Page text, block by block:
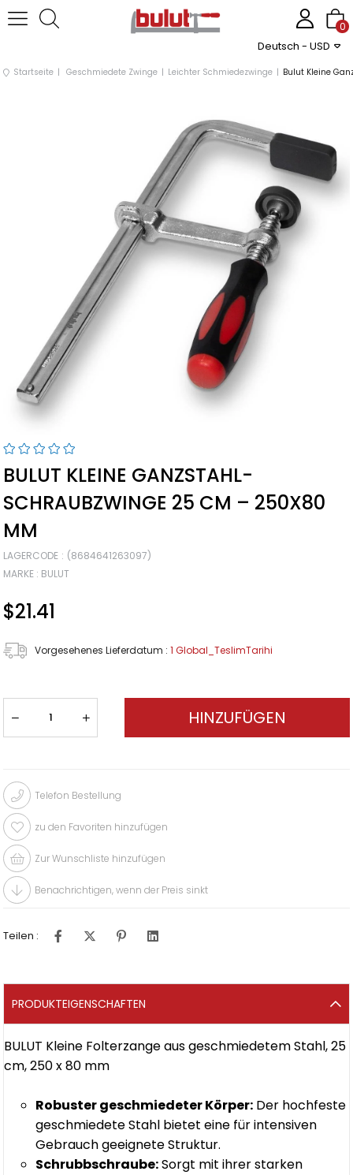
Deutsch - USD
0
Startseite Geschmiedete Zwinge Leichter Schmiedezwinge Bulut Kleine
BULUT KLEINE GANZSTAHL-
SCHRAUBZWINGE 25 CM – 250X80
MM
LAGERCODE
(8684641263097)
MARKE : BULUT
$21.41
Vorgesehenes Lieferdatum : 1 Global_TeslimTarihi
Telefon Bestellung
zu den Favoriten hinzufügen
Zur Wunschliste hinzufügen
Benachrichtigen, wenn der Preis sinkt
Teilen :
PRODUKTEIGENSCHAFTEN
BULUT Kleine Folterzange aus geschmiedetem Stahl, 25
cm, 250 x 80 mm
Robuster geschmiedeter Körper: Der hochfeste
geschmiedete Stahl bietet eine für intensiven
Gebrauch geeignete Struktur.
Schrubbschraube:Sorgt mit ihrer starken